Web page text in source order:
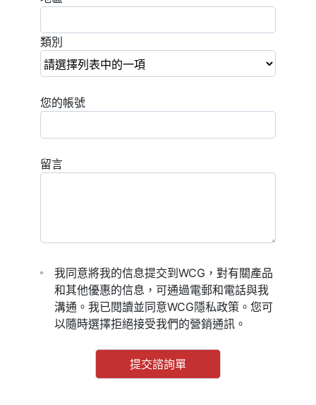
類別
您的帳號
留言
我同意將我的信息提交到WCG，對有關產品
和其他優惠的信息，可通過電郵和電話與我
溝通。我已閱讀並同意WCG隱私政策。您可
以隨時選擇拒絕接受我們的營銷通訊。